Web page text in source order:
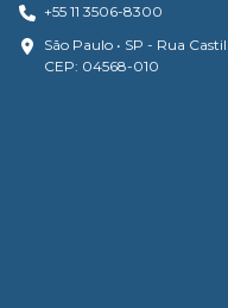
+55 11 3506-8300
São Paulo • SP - Rua
CEP: 04568-010